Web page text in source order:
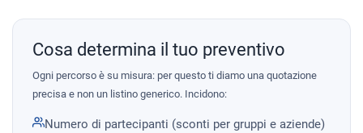
Cosa determina il tuo preventivo
Ogni percorso è su misura: per questo ti diamo una quotazione
precisa e non un listino generico. Incidono:
Numero di partecipanti (sconti per gruppi e aziende)